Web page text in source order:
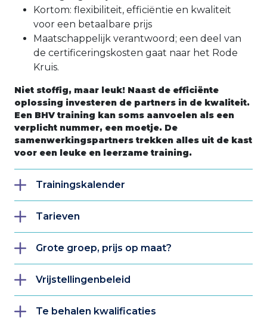
Kortom: flexibiliteit, efficiëntie en kwaliteit
voor een betaalbare prijs
Maatschappelijk verantwoord; een deel van
de certificeringskosten gaat naar het Rode
Kruis.
Niet stoffig, maar leuk! Naast de efficiënte
oplossing investeren de partners in de kwaliteit.
Een BHV training kan soms aanvoelen als een
verplicht nummer, een moetje. De
samenwerkingspartners trekken alles uit de kast
voor een leuke en leerzame training.
Trainingskalender
Tarieven
Grote groep, prijs op maat?
Vrijstellingenbeleid
Te behalen kwalificaties